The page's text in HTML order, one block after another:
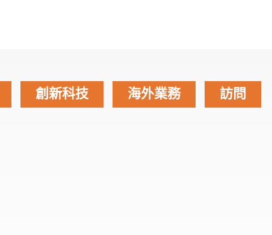
創新科技 海外業務
訪問